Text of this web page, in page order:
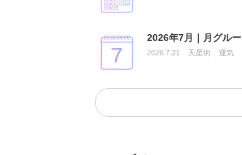
2026年7月｜月グル
2026.7.21 天星術 運気